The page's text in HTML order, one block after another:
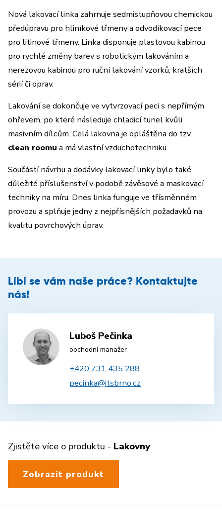
Nová lakovací linka zahrnuje sedmistupňovou chemickou
předúpravu pro hliníkové třmeny a odvodíkovací pece
pro litinové třmeny. Linka disponuje plastovou kabinou
pro rychlé změny barev s robotickým lakováním a
nerezovou kabinou pro ruční lakování vzorků, kratších
sérií či oprav.
Lakování se dokončuje ve vytvrzovací peci s nepřímým
ohřevem, po které následuje chladicí tunel kvůli
masivním dílcům. Celá lakovna je opláštěna do tzv.
clean roomu a má vlastní vzduchotechniku.
Součástí návrhu a dodávky lakovací linky bylo také
důležité příslušenství v podobě závěsové a maskovací
techniky na míru. Dnes linka funguje ve třísměnném
provozu a splňuje jedny z nejpřísnějších požadavků na
kvalitu povrchových úprav.
Líbí se vám naše práce? Kontaktujte
nás!
Luboš Pečinka
obchodní manažer
+420 731 435 288
pecinka@itsbrno.cz
Zjistěte více o produktu - Lakovny
Zobrazit produkt